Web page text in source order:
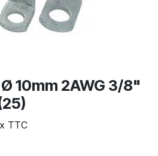
10mm 2AWG 3/8"
TTC